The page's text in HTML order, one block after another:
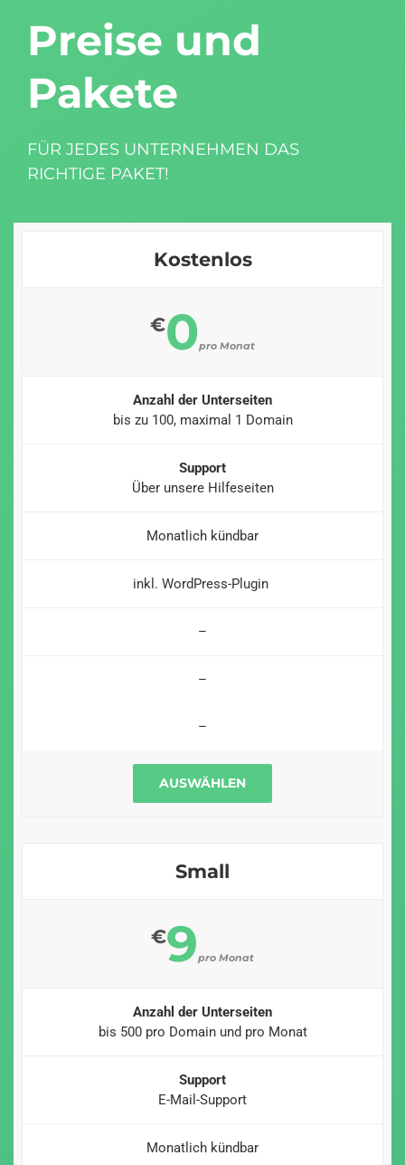
Preise und
Pakete
FÜR JEDES UNTERNEHMEN DAS
RICHTIGE PAKET!
Kostenlos
€0pro Monat
Anzahl der Unterseiten
bis zu 100, maximal 1 Domain
Support
Über unsere Hilfeseiten
Monatlich kündbar
inkl. WordPress-Plugin
–
–
–
AUSWÄHLEN
Small
€9pro Monat
Anzahl der Unterseiten
bis 500 pro Domain und pro Monat
Support
E-Mail-Support
Monatlich kündbar